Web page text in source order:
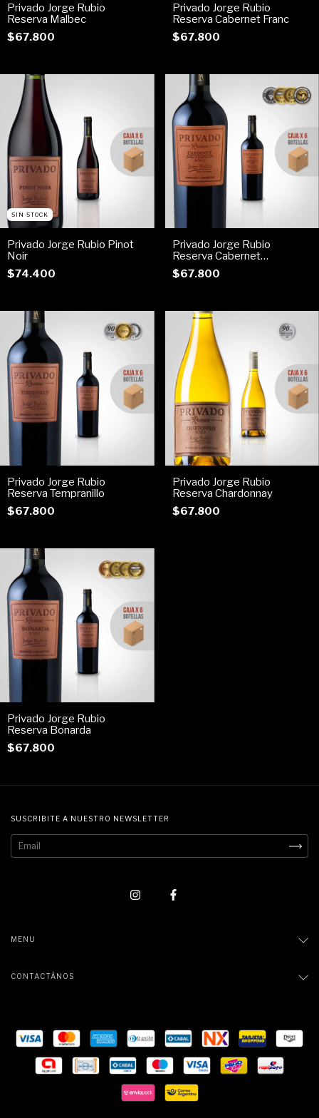
Privado Jorge Rubio
Reserva Malbec
$67.800
Privado Jorge Rubio
Reserva Cabernet Franc
$67.800
SIN STOCK
Privado Jorge Rubio Pinot
Noir
$74.400
Privado Jorge Rubio
Reserva Cabernet
Sauvignon
$67.800
Privado Jorge Rubio
Reserva Tempranillo
$67.800
Privado Jorge Rubio
Reserva Chardonnay
$67.800
Privado Jorge Rubio
Reserva Bonarda
$67.800
SUSCRIBITE A NUESTRO NEWSLETTER
MENU
CONTACTÁNOS